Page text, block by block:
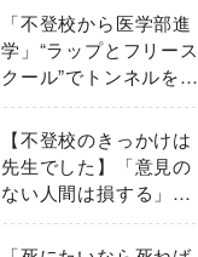
「不登校から医学部進
学」“ラップとフリース
クール”でトンネルを脱
して高校受験へ〔元野
球少年の実話〕
【不登校のきっかけは
先生でした】「意見の
ない人間は損する」担
任の一言が苦しみに…
《第１話》